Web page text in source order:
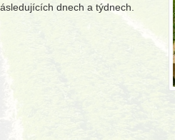
dnech a týdnech.